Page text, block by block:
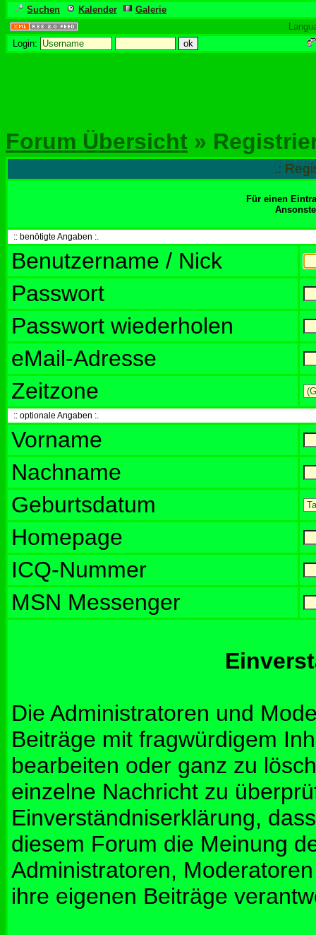
Suchen Kalender
Galerie
Login:
Forum Übersicht »
.:
Für einen
:: benötigte Angaben :.
Benutzername / Nick
Passwort
Passwort wiederholen
eMail-Adresse
Zeitzone
:: optionale Angaben :.
Vorname
Nachname
Geburtsdatum
Homepage
ICQ-Nummer
MSN Messenger
Die Administratoren und
Beiträge mit fragwürdigem
bearbeiten oder ganz zu
einzelne Nachricht zu
Einverständniserklärung,
diesem Forum die Meinung
Administratoren,
ihre eigenen Beiträge